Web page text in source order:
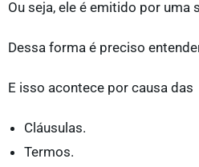
Ou seja, ele é emitido por
Dessa forma é preciso
E isso acontece por causa das
Cláusulas.
Termos.